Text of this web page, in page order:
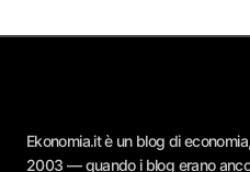
Ekonomia.it è un blog di
2003 — quando i blog erano